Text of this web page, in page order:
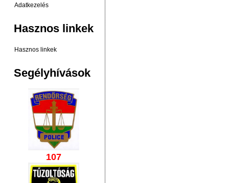
Adatkezelés
Hasznos linkek
Hasznos linkek
Segélyhívások
107